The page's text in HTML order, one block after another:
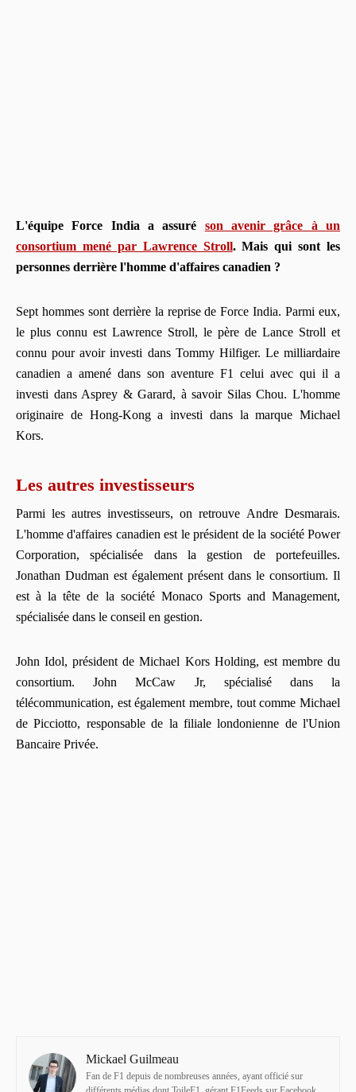
L'équipe Force India a assuré son avenir grâce à un
consortium mené par Lawrence Stroll. Mais qui sont les
personnes derrière l'homme d'affaires canadien ?
Sept hommes sont derrière la reprise de Force India. Parmi eux,
le plus connu est Lawrence Stroll, le père de Lance Stroll et
connu pour avoir investi dans Tommy Hilfiger. Le milliardaire
canadien a amené dans son aventure F1 celui avec qui il a
investi dans Asprey & Garard, à savoir Silas Chou. L'homme
originaire de Hong-Kong a investi dans la marque Michael
Kors.
Les autres investisseurs
Parmi les autres investisseurs, on retrouve Andre Desmarais.
L'homme d'affaires canadien est le président de la société Power
Corporation, spécialisée dans la gestion de portefeuilles.
Jonathan Dudman est également présent dans le consortium. Il
est à la tête de la société Monaco Sports and Management,
spécialisée dans le conseil en gestion.
John Idol, président de Michael Kors Holding, est membre du
consortium. John McCaw Jr, spécialisé dans la
télécommunication, est également membre, tout comme Michael
de Picciotto, responsable de la filiale londonienne de l'Union
Bancaire Privée.
Mickael Guilmeau
Fan de F1 depuis de nombreuses années, ayant officié sur